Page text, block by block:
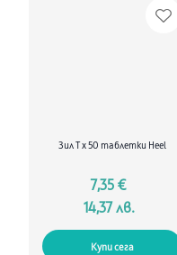
Зил Т х 50 таблетки Heel
7,35 €
14,37 лв.
Купи сега